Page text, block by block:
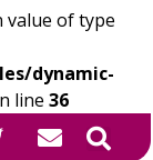
value of type
dynamic-
line 36